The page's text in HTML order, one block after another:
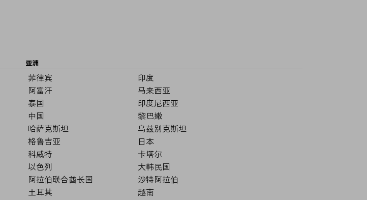
亚洲
菲律宾
印度
阿富汗
马来西亚
泰国
印度尼西亚
中国
黎巴嫩
哈萨克斯坦
乌兹别克斯坦
格鲁吉亚
日本
科威特
卡塔尔
以色列
大韩民国
阿拉伯联合酋长国
沙特阿拉伯
土耳其
越南